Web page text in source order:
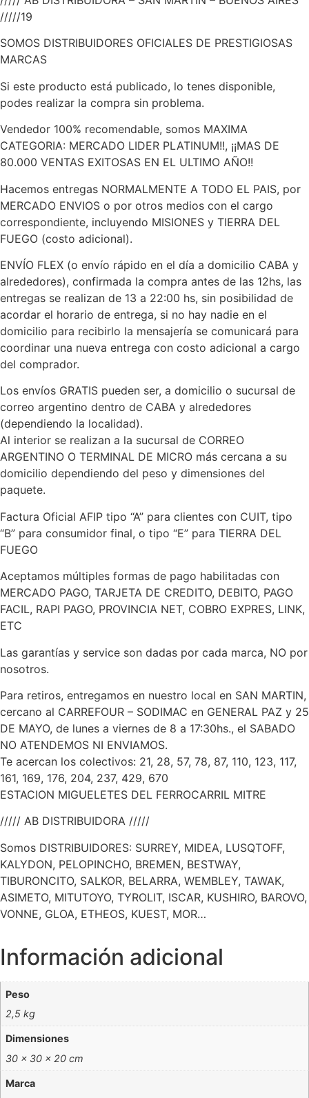
/////19
SOMOS DISTRIBUIDORES OFICIALES DE PRESTIGIOSAS
MARCAS
Si este producto está publicado, lo tenes disponible,
podes realizar la compra sin problema.
Vendedor 100% recomendable, somos MAXIMA
CATEGORIA: MERCADO LIDER PLATINUM!!, ¡¡MAS DE
80.000 VENTAS EXITOSAS EN EL ULTIMO AÑO!!
Hacemos entregas NORMALMENTE A TODO EL PAIS, por
MERCADO ENVIOS o por otros medios con el cargo
correspondiente, incluyendo MISIONES y TIERRA DEL
FUEGO (costo adicional).
ENVÍO FLEX (o envío rápido en el día a domicilio CABA y
alrededores), confirmada la compra antes de las 12hs, las
entregas se realizan de 13 a 22:00 hs, sin posibilidad de
acordar el horario de entrega, si no hay nadie en el
domicilio para recibirlo la mensajería se comunicará para
coordinar una nueva entrega con costo adicional a cargo
del comprador.
Los envíos GRATIS pueden ser, a domicilio o sucursal de
correo argentino dentro de CABA y alrededores
(dependiendo la localidad).
Al interior se realizan a la sucursal de CORREO
ARGENTINO O TERMINAL DE MICRO más cercana a su
domicilio dependiendo del peso y dimensiones del
paquete.
Factura Oficial AFIP tipo “A” para clientes con CUIT, tipo
“B” para consumidor final, o tipo “E” para TIERRA DEL
FUEGO
Aceptamos múltiples formas de pago habilitadas con
MERCADO PAGO, TARJETA DE CREDITO, DEBITO, PAGO
FACIL, RAPI PAGO, PROVINCIA NET, COBRO EXPRES, LINK,
ETC
Las garantías y service son dadas por cada marca, NO por
nosotros.
Para retiros, entregamos en nuestro local en SAN MARTIN,
cercano al CARREFOUR – SODIMAC en GENERAL PAZ y 25
DE MAYO, de lunes a viernes de 8 a 17:30hs., el SABADO
NO ATENDEMOS NI ENVIAMOS.
Te acercan los colectivos: 21, 28, 57, 78, 87, 110, 123, 117,
161, 169, 176, 204, 237, 429, 670
ESTACION MIGUELETES DEL FERROCARRIL MITRE
///// AB DISTRIBUIDORA /////
Somos DISTRIBUIDORES: SURREY, MIDEA, LUSQTOFF,
KALYDON, PELOPINCHO, BREMEN, BESTWAY,
TIBURONCITO, SALKOR, BELARRA, WEMBLEY, TAWAK,
ASIMETO, MITUTOYO, TYROLIT, ISCAR, KUSHIRO, BAROVO,
VONNE, GLOA, ETHEOS, KUEST, MOR…
Información adicional
Peso
2,5 kg
Dimensiones
30 × 30 × 20 cm
Marca